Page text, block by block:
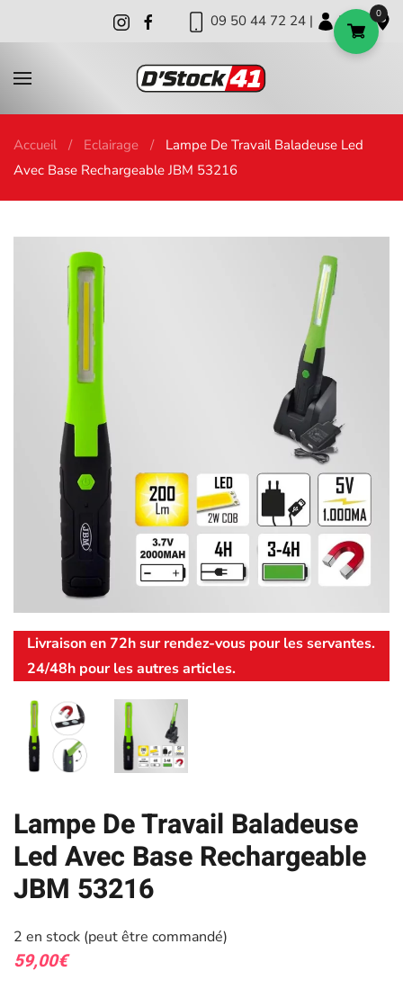
09 50 44 72 24 | | |
Accueil Eclairage
Lampe De Travail Baladeuse Led
Avec Base Rechargeable JBM 53216
Livraison en 72h sur rendez-vous pour les servantes.
24/48h pour les autres articles.
Lampe De Travail Baladeuse
Led Avec Base Rechargeable
JBM 53216
2 en stock (peut être commandé)
59,00€
0